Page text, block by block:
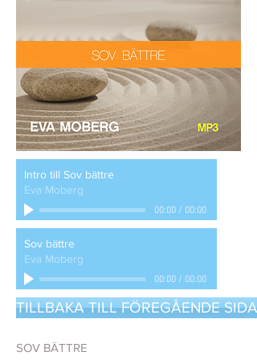
Intro till Sov bättre
Eva Moberg
00:00/ 00:00
Sov bättre
Eva Moberg
00:00/ 00:00
TILLBAKA TILL FÖREGÅENDE SIDA
SOV BÄTTRE